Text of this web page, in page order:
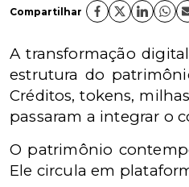
Compartilhar
A transformação
estrutura do
Créditos, tokens,
passaram a integrar o
O patrimônio
Ele circula em